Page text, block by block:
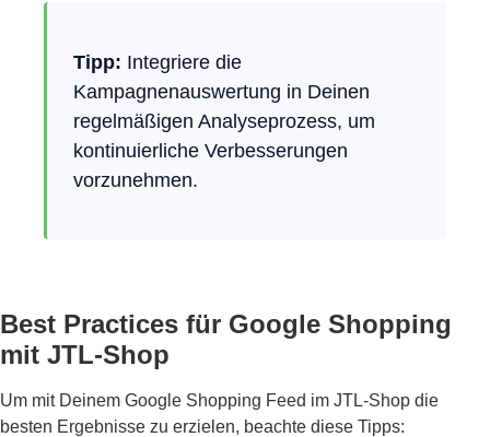
Tipp: Integriere die
Kampagnenauswertung in Deinen
regelmäßigen Analyseprozess, um
kontinuierliche Verbesserungen
vorzunehmen.
Best Practices für Google Shopping
mit JTL-Shop
Um mit Deinem Google Shopping Feed im JTL-Shop die
besten Ergebnisse zu erzielen, beachte diese Tipps: